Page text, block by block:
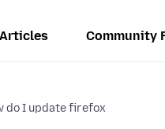
Community
do I update firefox